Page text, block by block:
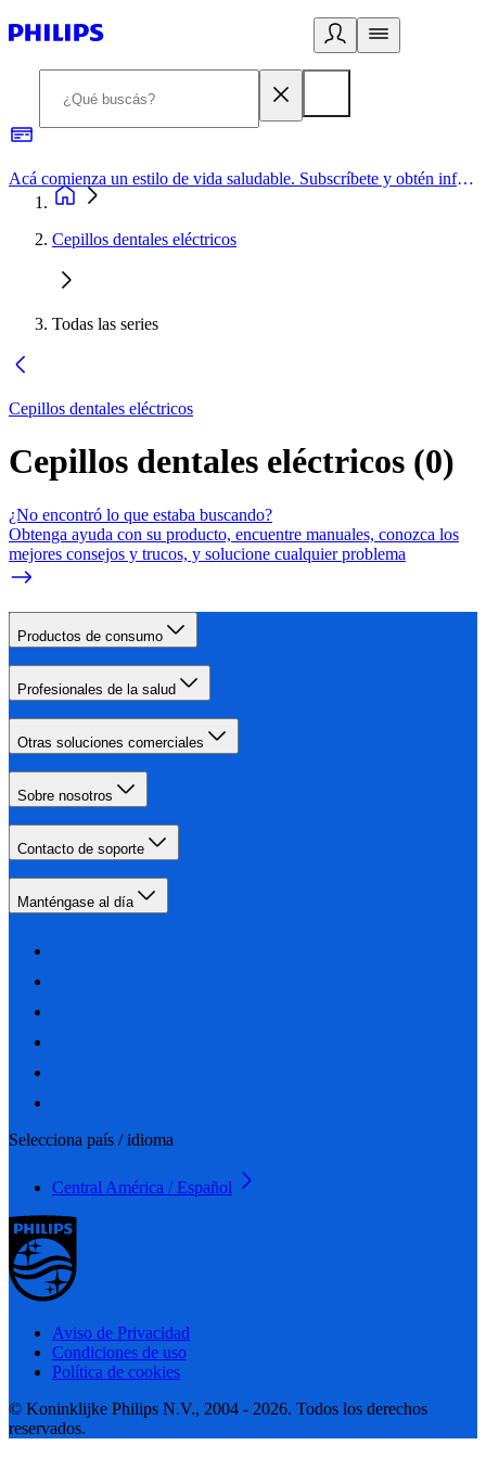
Acá comienza un estilo de vida saludable. Subscríbete y obtén información de primera mano
Cepillos dentales eléctricos
Todas las series
Cepillos dentales eléctricos
Cepillos dentales eléctricos (0)
¿No encontró lo que estaba buscando?
Obtenga ayuda con su producto, encuentre manuales, conozca los
mejores consejos y trucos, y solucione cualquier problema
Productos de consumo
Profesionales de la salud
Otras soluciones comerciales
Sobre nosotros
Contacto de soporte
Manténgase al día
Selecciona país / idioma
Central América / Español
Aviso de Privacidad
Condiciones de uso
Política de cookies
© Koninklijke Philips N.V., 2004 - 2026. Todos los derechos
reservados.